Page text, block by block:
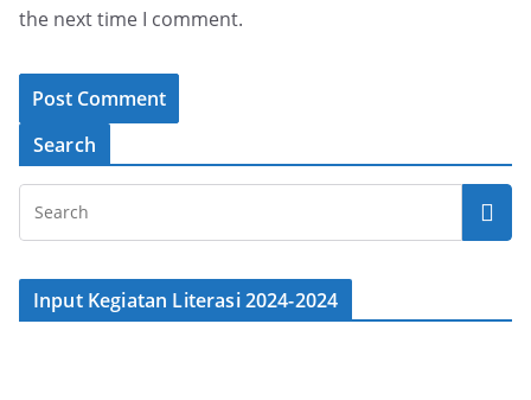
the next time I comment.
Search
Input Kegiatan Literasi 2024-2024